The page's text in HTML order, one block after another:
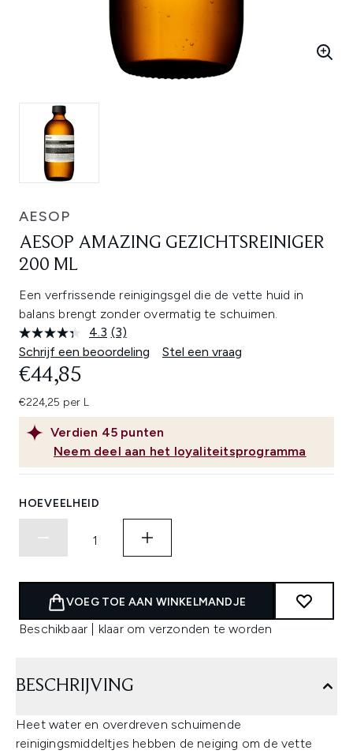
AESOP
AESOP AMAZING GEZICHTSREINIGER
200 ML
Een verfrissende reinigingsgel die de vette huid in
balans brengt zonder overmatig te schuimen.
4.3 Lees
3
beoordelingen.
(3)
Schrijf een beoordeling
Stel een vraag
Verdien 45 punten
Neem deel aan het loyaliteitsprogramma
€44,85
€224,25 per L
HOEVEELHEID
VOEG TOE AAN WINKELMANDJE
Beschikbaar | klaar om verzonden te worden
BESCHRIJVING
Heet water en overdreven schuimende
reinigingsmiddeltjes hebben de neiging om de vette